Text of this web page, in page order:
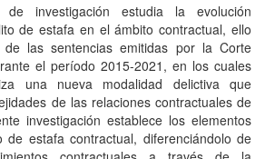
investigación estudia la evolución
de estafa en el ámbito contractual, ello
de las sentencias emitidas por la Corte
el período 2015-2021, en los cuales
una nueva modalidad delictiva que
de las relaciones contractuales de
investigación establece los elementos
de estafa contractual, diferenciándolo de